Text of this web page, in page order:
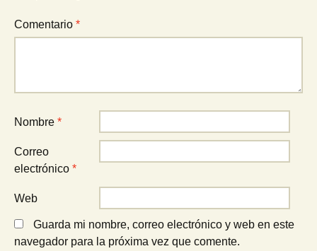
Comentario *
Nombre *
Correo
electrónico *
Web
Guarda mi nombre, correo electrónico y web en este
navegador para la próxima vez que comente.